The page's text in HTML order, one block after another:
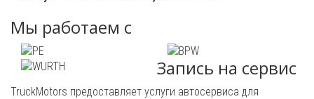
Мы работаем с
Запись на сервис
TruckMotors предоставляет услуги автосервиса для